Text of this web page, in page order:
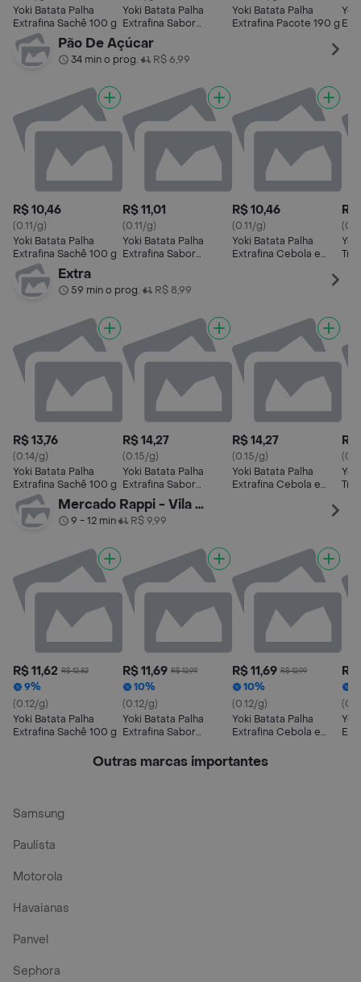
Yoki Batata Palha
Extrafina Sachê 100 g
Yoki Batata Palha
Extrafina Sabor
Parmesão Sachê 100g
Yoki Batata Palha
Extrafina Pacote 190 g
Pão De Açúcar
34 min o prog.• R$ 6,99
R$ 10,46
(0.11/g)
Yoki Batata Palha
Extrafina Sachê 100 g
R$ 11,01
(0.11/g)
Yoki Batata Palha
Extrafina Sabor
R$ 10,46
(0.11/g)
Yoki Batata Palha
Extrafina Cebola e
R$
Extra
59 min o prog.• R$ 8,99
R$ 13,76
(0.14/g)
Yoki Batata Palha
Extrafina Sachê 100 g
R$ 14,27
(0.15/g)
Yoki Batata Palha
Extrafina Sabor
Parmesão Sachê 100g
R$ 14,27
(0.15/g)
Yoki Batata Palha
Extrafina Cebola e
R$
Mercado Rappi - Vila Olimpia
9 - 12 min• R$ 9,99
R$ 11,62 R$ 12,82
9%
(0.12/g)
Yoki Batata Palha
Extrafina Sachê 100 g
R$ 11,69 R$ 12,99
10%
(0.12/g)
Yoki Batata Palha
Extrafina Sabor
R$ 11,69 R$ 12,99
10%
(0.12/g)
Yoki Batata Palha
Extrafina Cebola e
R$
Outras marcas importantes
Samsung
Paulista
Motorola
Havaianas
Panvel
Sephora